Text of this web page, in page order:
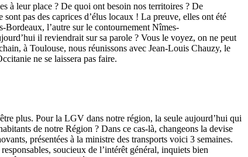
à leur place ? De quoi ont besoin nos territoires ? De
pas des caprices d’élus locaux ! La preuve, elles ont été
Bordeaux, l’autre sur le contournement Nîmes-
il reviendrait sur sa parole ? Vous le voyez, on ne peut
à Toulouse, nous réunissons avec Jean-Louis Chauzy, le
ne se laissera pas faire.
plus. Pour la LGV dans notre région, la seule aujourd’hui qui
de notre Région ? Dans ce cas-là, changeons la devise
présentées à la ministre des transports voici 3 semaines.
soucieux de l’intérêt général, inquiets bien